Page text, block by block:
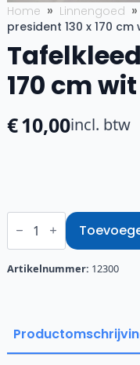
Home Linnengoed
president 130 x 170 cm
170 cm wit
€10,00incl. btw
Tafelkleed
president
x
170
Artikelnummer: 12300